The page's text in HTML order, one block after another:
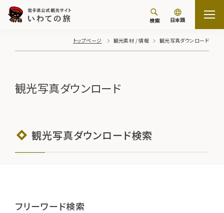
検索 日本語
トップページ 観光素材 / 情報 観光写真ダウンロード
観光写真ダウンロード
観光写真ダウンロード検索
フリーワード検索